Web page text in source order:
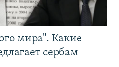
мира". Какие
сербам